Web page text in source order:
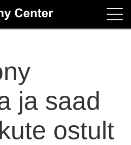
ja saad
ostult